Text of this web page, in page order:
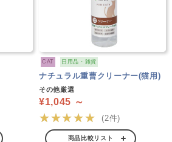
CAT 日用品・雑貨
ナチュラル重曹クリーナー(猫用)
その他厳選
¥1,045 ～
★★★★★ (2件)
商品比較リスト